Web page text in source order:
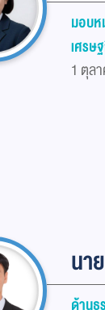
มอบห
เศรษ
1 ตุล
นา
ด้านธุ